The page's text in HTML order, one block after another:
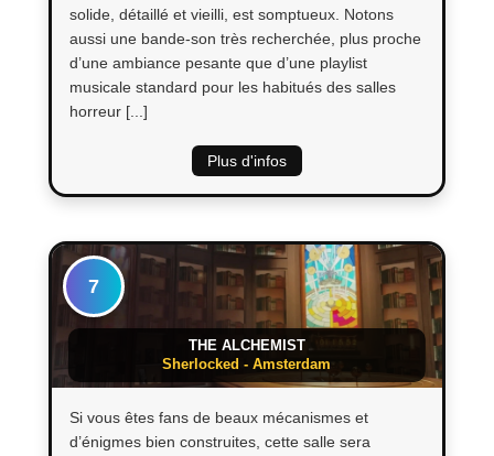
solide, détaillé et vieilli, est somptueux. Notons
aussi une bande-son très recherchée, plus proche
d’une ambiance pesante que d’une playlist
musicale standard pour les habitués des salles
horreur [...]
Plus d'infos
7
THE ALCHEMIST
Sherlocked - Amsterdam
Si vous êtes fans de beaux mécanismes et
d’énigmes bien construites, cette salle sera